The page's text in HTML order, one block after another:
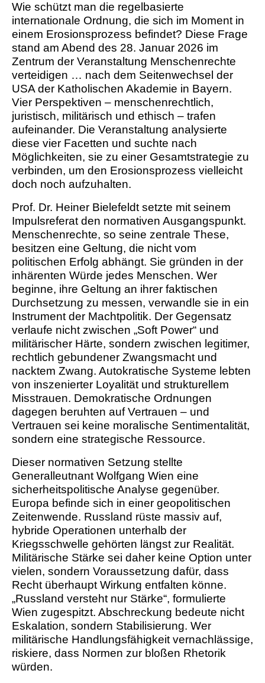
Wie schützt man die regelbasierte
internationale Ordnung, die sich im Moment in
einem Erosionsprozess befindet? Diese Frage
stand am Abend des 28. Januar 2026 im
Zentrum der Veranstaltung Menschenrechte
verteidigen … nach dem Seitenwechsel der
USAder Katholischen Akademie in Bayern.
Vier Perspektiven – menschenrechtlich,
juristisch, militärisch und ethisch – trafen
aufeinander. Die Veranstaltung analysierte
diese vier Facetten und suchte nach
Möglichkeiten, sie zu einer Gesamtstrategie zu
verbinden, um den Erosionsprozess vielleicht
doch noch aufzuhalten.
Prof. Dr. Heiner Bielefeldt setzte mit seinem
Impulsreferat den normativen Ausgangspunkt.
Menschenrechte, so seine zentrale These,
besitzen eine Geltung, die nicht vom
politischen Erfolg abhängt. Sie gründen in der
inhärenten Würde jedes Menschen. Wer
beginne, ihre Geltung an ihrer faktischen
Durchsetzung zu messen, verwandle sie in ein
Instrument der Machtpolitik. Der Gegensatz
verlaufe nicht zwischen „Soft Power“ und
militärischer Härte, sondern zwischen legitimer,
rechtlich gebundener Zwangsmacht und
nacktem Zwang. Autokratische Systeme lebten
von inszenierter Loyalität und strukturellem
Misstrauen. Demokratische Ordnungen
dagegen beruhten auf Vertrauen – und
Vertrauen sei keine moralische Sentimentalität,
sondern eine strategische Ressource.
Dieser normativen Setzung stellte
Generalleutnant Wolfgang Wien eine
sicherheitspolitische Analyse gegenüber.
Europa befinde sich in einer geopolitischen
Zeitenwende. Russland rüste massiv auf,
hybride Operationen unterhalb der
Kriegsschwelle gehörten längst zur Realität.
Militärische Stärke sei daher keine Option unter
vielen, sondern Voraussetzung dafür, dass
Recht überhaupt Wirkung entfalten könne.
„Russland versteht nur Stärke“, formulierte
Wien zugespitzt. Abschreckung bedeute nicht
Eskalation, sondern Stabilisierung. Wer
militärische Handlungsfähigkeit vernachlässige,
riskiere, dass Normen zur bloßen Rhetorik
würden.